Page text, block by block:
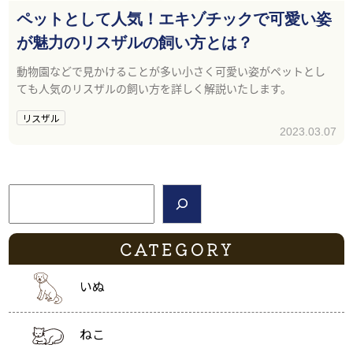
ペットとして人気！エキゾチックで可愛い姿
が魅力のリスザルの飼い方とは？
動物園などで見かけることが多い小さく可愛い姿がペットとし
ても人気のリスザルの飼い方を詳しく解説いたします。
リスザル
2023.03.07
検索
CATEGORY
いぬ
ねこ